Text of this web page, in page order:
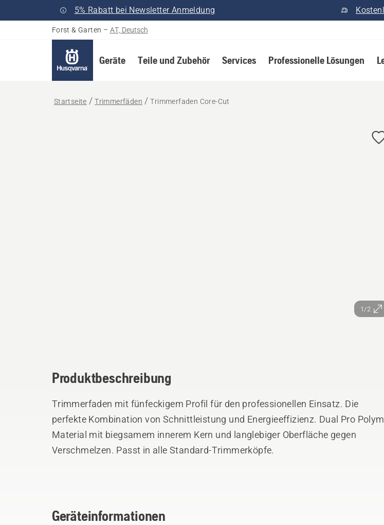
5% Rabatt bei Newsletter Anmeldung
Forst & Garten – AT, Deutsch
Geräte Teile und Zubehör Services Professionelle Lösungen
Startseite Trimmerfäden Trimmerfaden Core-Cut
1/2
Produktbeschreibung
Trimmerfaden mit fünfeckigem Profil für den professionellen Einsatz. Die
perfekte Kombination von Schnittleistung und Energieeffizienz. Dual Pro
Material mit biegsamem innerem Kern und langlebiger Oberfläche gegen
Verschmelzen. Passt in alle Standard-Trimmerköpfe.
Geräteinformationen